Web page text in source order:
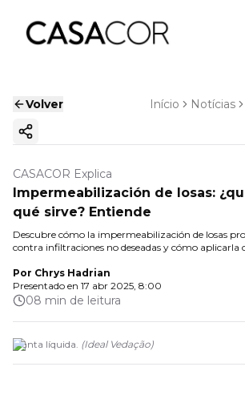
Volver Início Notícias
Copiar enlace
CASACOR Explica
Impermeabilización de losas:
qué sirve? Entiende
Descubre cómo la impermeabilización de losas
contra infiltraciones no deseadas y cómo aplicarla
Por Chrys Hadrian
Presentado en 17 abr 2025, 8:00
08 min de leitura
Manta líquida. (Ideal Vedação)